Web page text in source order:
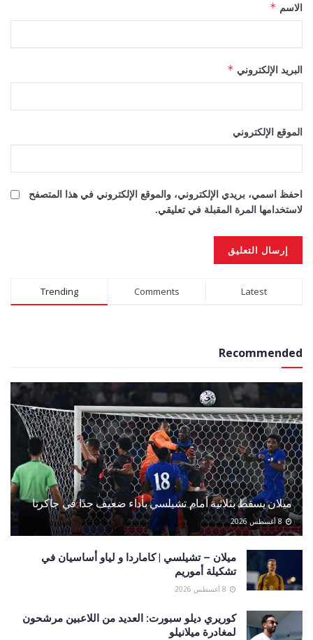
الاسم *
البريد الإلكتروني *
الموقع الإلكتروني
احفظ اسمي، بريدي الإلكتروني، والموقع الإلكتروني في هذا المتصفح
لاستخدامها المرة المقبلة في تعليقي.
Alternative:
Trending Comments Latest
Recommended
ميلان يسقط بثلاثية أمام تشيلسي بأداء ضعيف جدًا في جاكرتا
ميلان – تشيلسي | كاماردا و لياو أساسيان في
تشكيلة أموريم
كوريري ديلو سبورت: العديد من اللاعبين مرشحون
لمغادرة ميلانيلو